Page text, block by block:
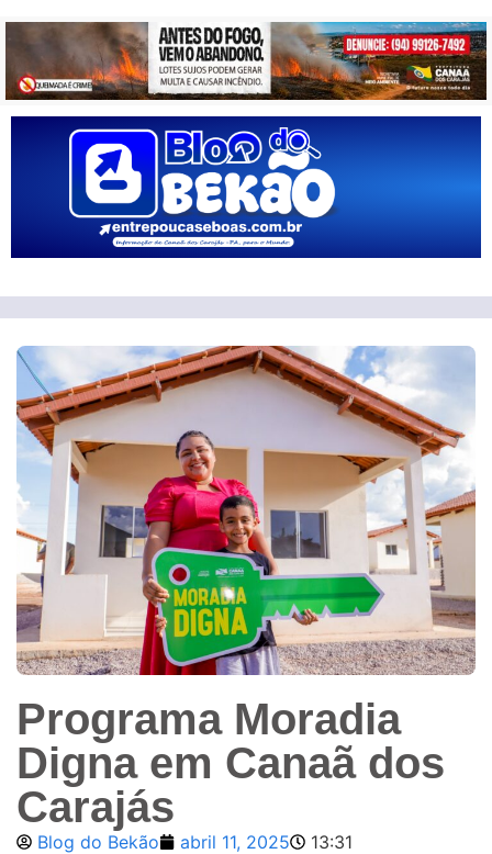
Programa Moradia
Digna em Canaã dos
Carajás
Blog do Bekão abril 11, 2025
13:31